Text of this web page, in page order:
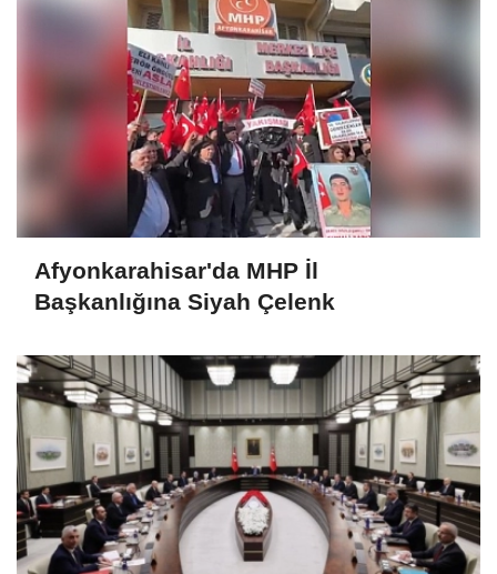
Afyonkarahisar'da MHP İl
Başkanlığına Siyah Çelenk